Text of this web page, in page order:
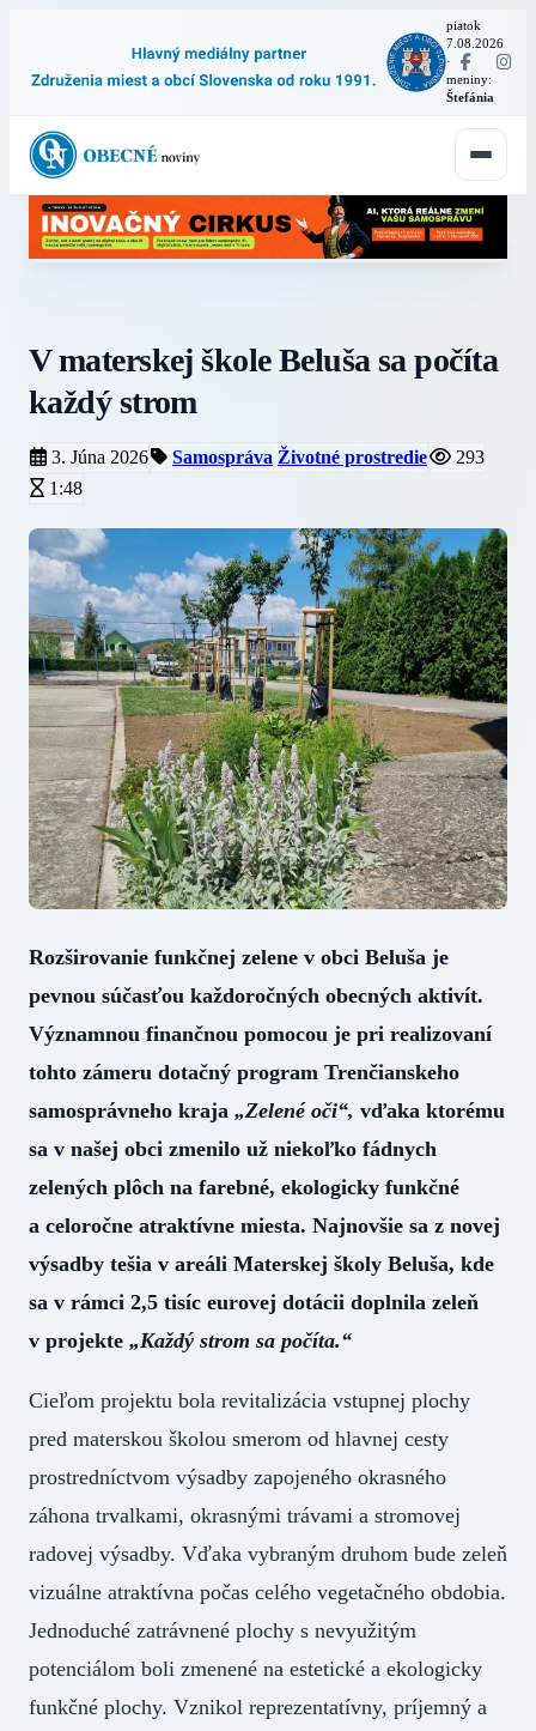
piatok
7.08.2026
·
meniny:
Štefánia
V materskej škole Beluša sa počíta
každý strom
3. Júna 2026 Samospráva Životné prostredie
293
1:48
Rozširovanie funkčnej zelene v obci Beluša je
pevnou súčasťou každoročných obecných aktivít.
Významnou finančnou pomocou je pri realizovaní
tohto zámeru dotačný program Trenčianskeho
samosprávneho kraja „Zelené oči“, vďaka ktorému
sa v našej obci zmenilo už niekoľko fádnych
zelených plôch na farebné, ekologicky funkčné
a celoročne atraktívne miesta. Najnovšie sa z novej
výsadby tešia v areáli Materskej školy Beluša, kde
sa v rámci 2,5 tisíc eurovej dotácii doplnila zeleň
v projekte „Každý strom sa počíta.“
Cieľom projektu bola revitalizácia vstupnej plochy
pred materskou školou smerom od hlavnej cesty
prostredníctvom výsadby zapojeného okrasného
záhona trvalkami, okrasnými trávami a stromovej
radovej výsadby. Vďaka vybraným druhom bude zeleň
vizuálne atraktívna počas celého vegetačného obdobia.
Jednoduché zatrávnené plochy s nevyužitým
potenciálom boli zmenené na estetické a ekologicky
funkčné plochy. Vznikol reprezentatívny, príjemný a